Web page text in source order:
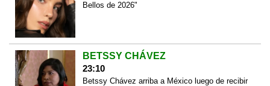
Bellos de 2026"
BETSSY CHÁVEZ
23:10
Betssy Chávez arriba a México luego de recibir